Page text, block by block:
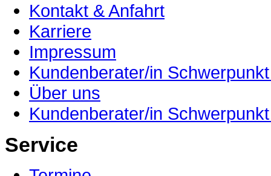
Kontakt & Anfahrt
Karriere
Impressum
Kundenberater/in
Über uns
Kundenberater/in
Service